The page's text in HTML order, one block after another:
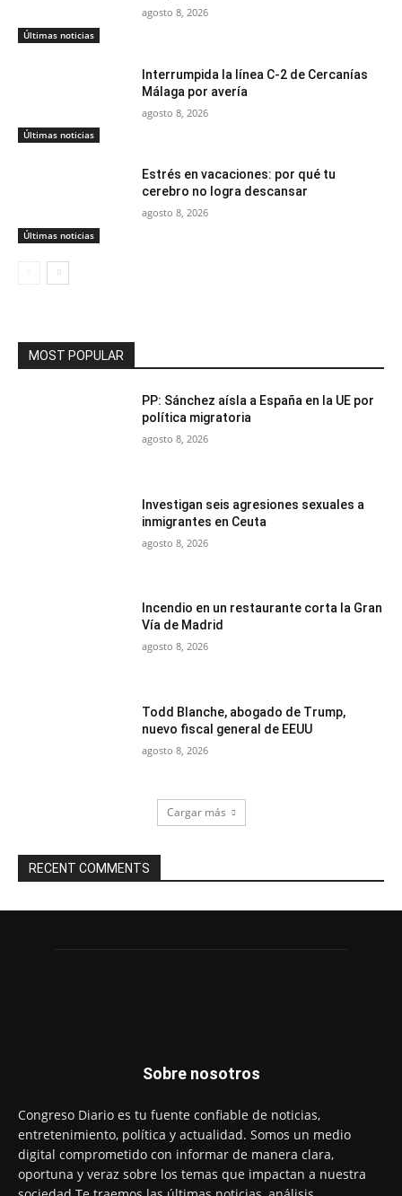
Últimas noticias
agosto 8, 2026
Últimas noticias
Interrumpida la línea C-2 de Cercanías
Málaga por avería
agosto 8, 2026
Últimas noticias
Estrés en vacaciones: por qué tu
cerebro no logra descansar
agosto 8, 2026
MOST POPULAR
PP: Sánchez aísla a España en la UE por
política migratoria
agosto 8, 2026
Investigan seis agresiones sexuales a
inmigrantes en Ceuta
agosto 8, 2026
Incendio en un restaurante corta la Gran
Vía de Madrid
agosto 8, 2026
Todd Blanche, abogado de Trump,
nuevo fiscal general de EEUU
agosto 8, 2026
Cargar más
RECENT COMMENTS
Sobre nosotros
Congreso Diario es tu fuente confiable de noticias,
entretenimiento, política y actualidad. Somos un medio
digital comprometido con informar de manera clara,
oportuna y veraz sobre los temas que impactan a nuestra